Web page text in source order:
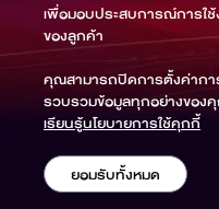
เพื่อมอบประสบการณ์การใ
ของลูกค้า
คุณสามารถปิดการตั้งค่ากา
รวบรวมข้อมูลทุกอย่างของ
เรียนรู้นโยบายการใช้คุกกี้
ยอมรับทั้งหมด